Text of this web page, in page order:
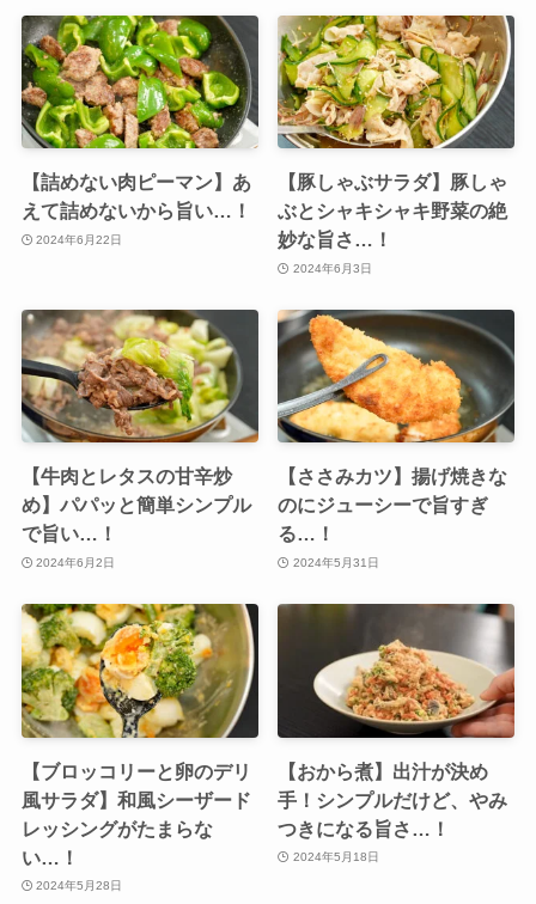
【詰めない肉ピーマン】あ
えて詰めないから旨い…！
2024年6月22日
【豚しゃぶサラダ】豚しゃ
ぶとシャキシャキ野菜の絶
妙な旨さ…！
2024年6月3日
【牛肉とレタスの甘辛炒
め】パパッと簡単シンプル
で旨い…！
2024年6月2日
【ささみカツ】揚げ焼きな
のにジューシーで旨すぎ
る…！
2024年5月31日
【ブロッコリーと卵のデリ
風サラダ】和風シーザード
レッシングがたまらな
い…！
2024年5月28日
【おから煮】出汁が決め
手！シンプルだけど、やみ
つきになる旨さ…！
2024年5月18日